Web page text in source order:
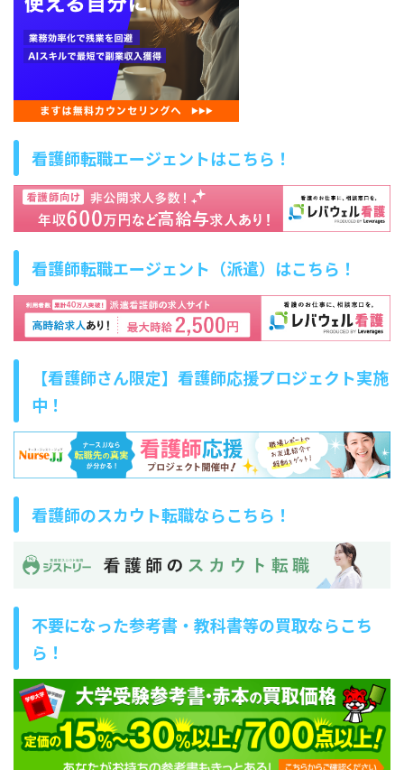
看護師転職エージェントはこちら！
看護師転職エージェント（派遣）はこちら！
【看護師さん限定】看護師応援プロジェクト実施
中！
看護師のスカウト転職ならこちら！
不要になった参考書・教科書等の買取ならこち
ら！